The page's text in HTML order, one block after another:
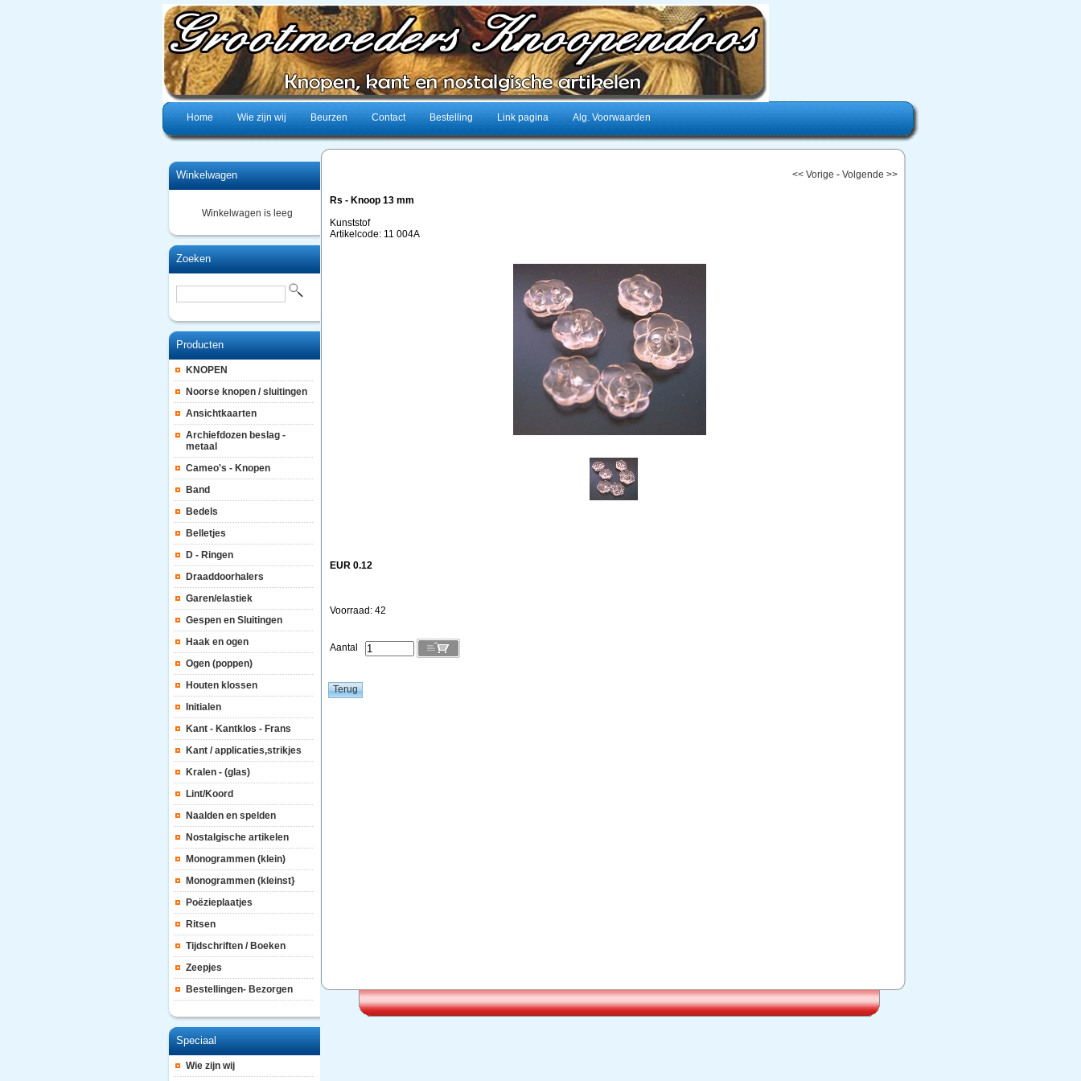
Home Wie zijn wij Beurzen Contact Bestelling Link pagina Alg. Voorwaarden
Winkelwagen
Winkelwagen is leeg
Zoeken
Producten
KNOPEN
Noorse knopen / sluitingen
Ansichtkaarten
Archiefdozen beslag -
metaal
Cameo's - Knopen
Band
Bedels
Belletjes
D - Ringen
Draaddoorhalers
Garen/elastiek
Gespen en Sluitingen
Haak en ogen
Ogen (poppen)
Houten klossen
Initialen
Kant - Kantklos - Frans
Kant / applicaties,strikjes
Kralen - (glas)
Lint/Koord
Naalden en spelden
Nostalgische artikelen
Monogrammen (klein)
Monogrammen (kleinst}
Poëzieplaatjes
Ritsen
Tijdschriften / Boeken
Zeepjes
Bestellingen- Bezorgen
Speciaal
Wie zijn wij
<< Vorige - Volgende >>
Rs - Knoop 13 mm
Kunststof
Artikelcode: 11 004A
EUR 0.12
Voorraad: 42
Aantal